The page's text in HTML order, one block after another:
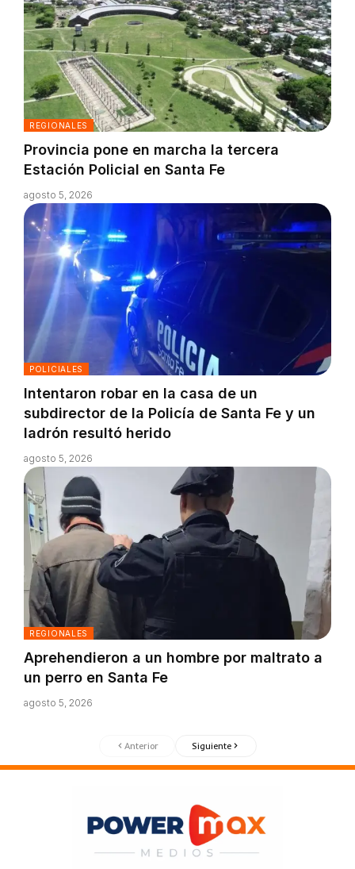
REGIONALES
Provincia pone en marcha la tercera
Estación Policial en Santa Fe
agosto 5, 2026
POLICIALES
Intentaron robar en la casa de un
subdirector de la Policía de Santa Fe y un
ladrón resultó herido
agosto 5, 2026
REGIONALES
Aprehendieron a un hombre por maltrato a
un perro en Santa Fe
agosto 5, 2026
Anterior Siguiente